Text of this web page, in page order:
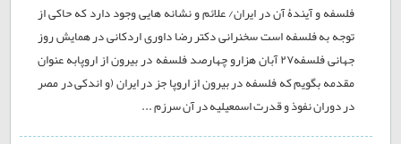
فلسفه و آیندۀ آن در ایران/ علائم و نشانه هایی وجود دارد که حاکی از
توجه به فلسفه است سخنرانی دکتر رضا داوری اردکانی در همایش روز
جهانی فلسفه۲۷ آبان هزارو چهارصد فلسفه در بیرون از اروپابه عنوان
مقدمه بگویم که فلسفه در بیرون از اروپا جز در ایران (و اندکی در مصر
در دوران نفوذ و قدرت اسمعیلیه در آن سرزم ...